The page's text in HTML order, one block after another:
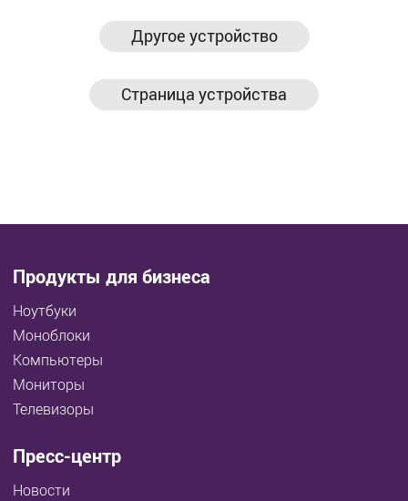
Другое устройство
Страница устройства
Продукты для бизнеса
Ноутбуки
Моноблоки
Компьютеры
Мониторы
Телевизоры
Пресс-центр
Новости